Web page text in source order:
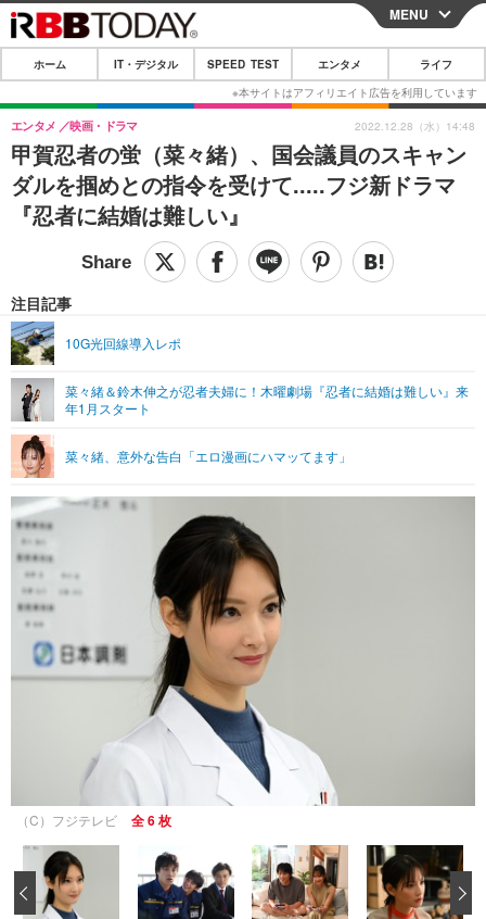
CLOSE
ホーム
IT・デジタル
IT・デジタルTOP スマートフォン
ネタ
ショッピング その他
SPEED TEST
エンタメ
エンタメTOP 映画・ドラマ
音楽
グラビア ブログ
ペット
その他
リリース一覧
プッシュ通知の停止方法
MENU
ホーム IT・デジタル SPEED TEST エンタメ ライフ
甲賀忍者の蛍（菜々緒）、国会議員のスキャン
ダルを掴めとの指令を受けて.....フジ新ドラマ
『忍者に結婚は難しい』
エンタメ 映画・ドラマ
注目記事
10G光回線導入レポ
菜々緒＆鈴木伸之が忍者夫婦に！木曜劇場『忍者に結婚は難しい』来
年1月スタート
菜々緒、意外な告白「エロ漫画にハマッてます」
2022.12.28（水）14:48
（C）フジテレビ 全 6 枚
‹